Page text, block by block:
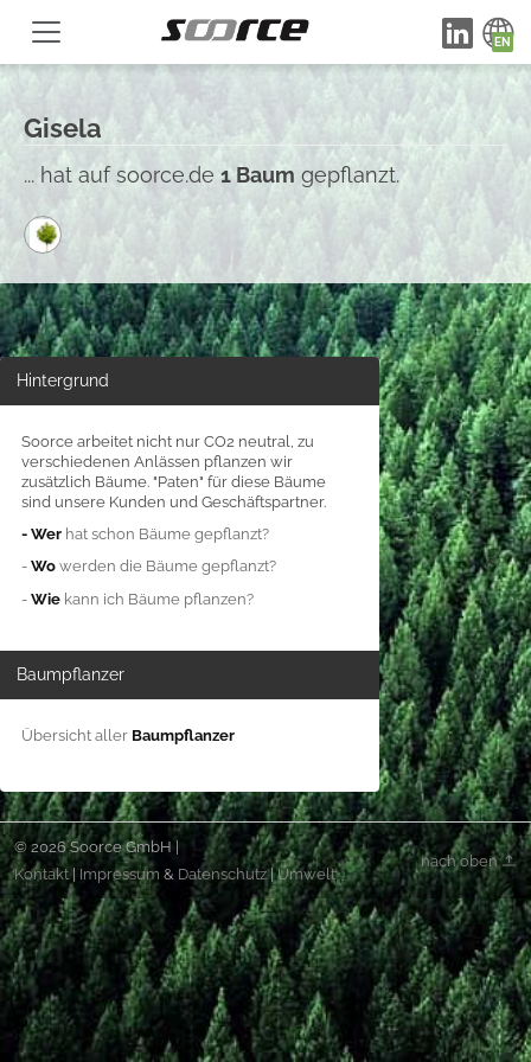
Gisela
... hat auf soorce.de 1 Baum gepflanzt.
Hintergrund
Soorce arbeitet nicht nur CO2 neutral, zu
verschiedenen Anlässen pflanzen wir
zusätzlich Bäume. "Paten" für diese Bäume
sind unsere Kunden und Geschäftspartner.
- Wer hat schon Bäume gepflanzt?
- Wo werden die Bäume gepflanzt?
- Wie kann ich Bäume pflanzen?
Baumpflanzer
Übersicht aller Baumpflanzer
© 2026 Soorce GmbH |
Kontakt| Impressum & Datenschutz|Umwelt
nach oben